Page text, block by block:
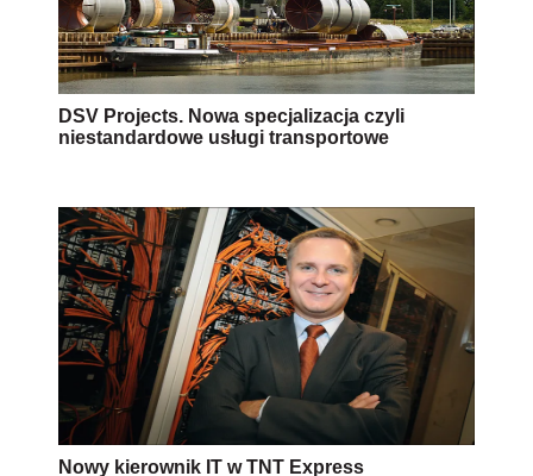
DSV Projects. Nowa specjalizacja czyli
niestandardowe usługi transportowe
Nowy kierownik IT w TNT Express